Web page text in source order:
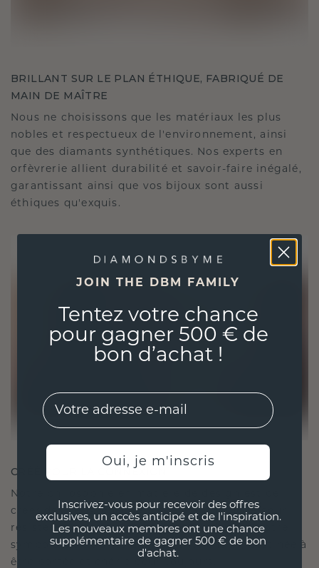
BRILLANT SUR LE PLAN ÉTHIQUE, FABRIQUÉ DE
MAIN DE MAÎTRE
Nous ne choisissons que les matériaux les plus
nobles et respectueux de l'environnement, ainsi
que des diamants synthétiques. Nos experts en
orfèvrerie allient durabilité et savoir-faire inégalé,
garantissant ainsi que vos bijoux sont aussi
éthiques qu'exquis.
CRÉÉ POUR LA CONNEXION
Notre philosophie en matière de design est de
créer des liens, chaque pièce étant conçue pour
résister à l'épreuve du temps. Elle devient votre
symbole d'amour et de moments chéris, destinée à
être portée et chérie pour toujours.
JOIN THE DBM FAMILY
Tentez votre chance
pour gagner 500 € de
bon d’achat !
EMail
Oui, je m'inscris
Inscrivez-vous pour recevoir des offres
exclusives, un accès anticipé et de l'inspiration.
Les nouveaux membres ont une chance
supplémentaire de gagner 500 € de bon
d'achat.